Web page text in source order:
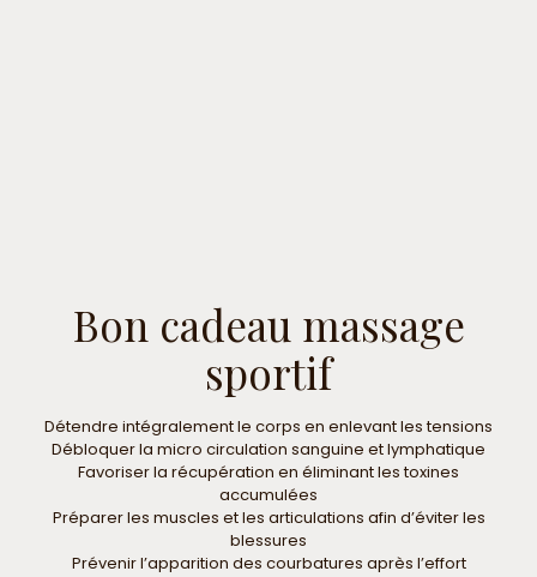
Bon cadeau massage
sportif
Détendre intégralement le corps en enlevant les tensions
Débloquer la micro circulation sanguine et lymphatique
Favoriser la récupération en éliminant les toxines
accumulées
Préparer les muscles et les articulations afin d’éviter les
blessures
Prévenir l’apparition des courbatures après l’effort